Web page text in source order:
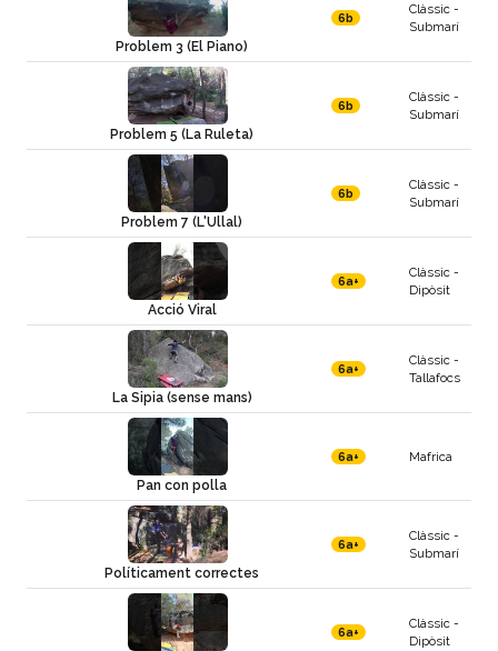
Problem 3 (El Piano)
6b
Clàssic -
Submarí
Problem 5 (La Ruleta)
6b
Clàssic -
Submarí
Problem 7 (L'Ullal)
6b
Clàssic -
Submarí
Acció Viral
6a+
Clàssic -
Dipòsit
La Sipia (sense mans)
6a+
Clàssic -
Tallafocs
Pan con polla
6a+ Mafrica
Políticament correctes
6a+
Clàssic -
Submarí
6a+
Clàssic -
Dipòsit